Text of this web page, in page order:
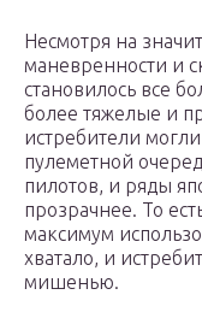
Несмотря на
маневренности и
становилось все
более тяжелые и
истребители
пулеметной
пилотов, и ряды
прозрачнее. То
максимум
хватало, и
мишенью.